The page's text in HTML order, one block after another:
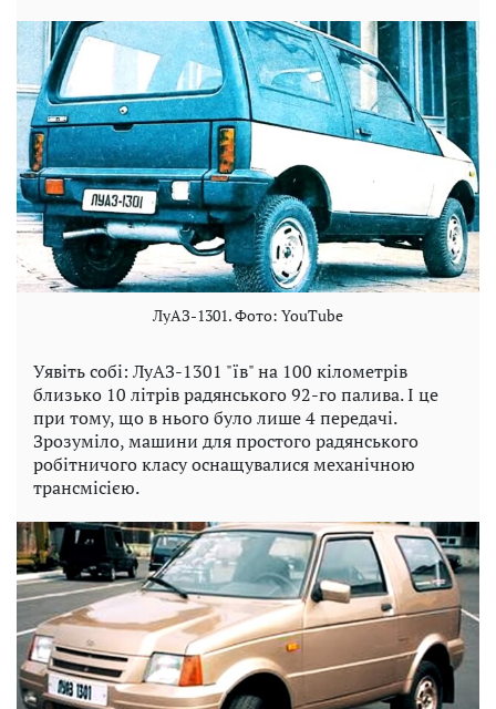
ЛуАЗ-1301. Фото: YouTube
Уявіть собі: ЛуАЗ-1301 "їв" на 100 кілометрів
близько 10 літрів радянського 92-го палива. І це
при тому, що в нього було лише 4 передачі.
Зрозуміло, машини для простого радянського
робітничого класу оснащувалися механічною
трансмісією.